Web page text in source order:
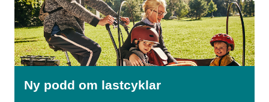
Ny podd om lastcyklar